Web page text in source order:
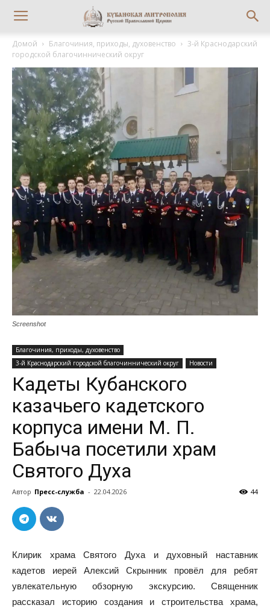
Домой Благочиния, приходы, духовенство
3-й Краснодарский
городской благочиннический округ
Screenshot
Благочиния, приходы, духовенство
3-й Краснодарский городской благочиннический округ
Новости
Кадеты Кубанского
казачьего кадетского
корпуса имени М. П.
Бабыча посетили храм
Святого Духа
Автор Пресс-служба - 22.04.2026 44
Клирик храма Святого Духа и духовный наставник
кадетов иерей Алексий Скрынник провёл для ребят
увлекательную обзорную экскурсию. Священник
рассказал историю создания и строительства храма,